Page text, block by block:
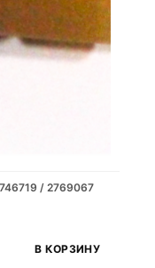
В КОРЗИНУ